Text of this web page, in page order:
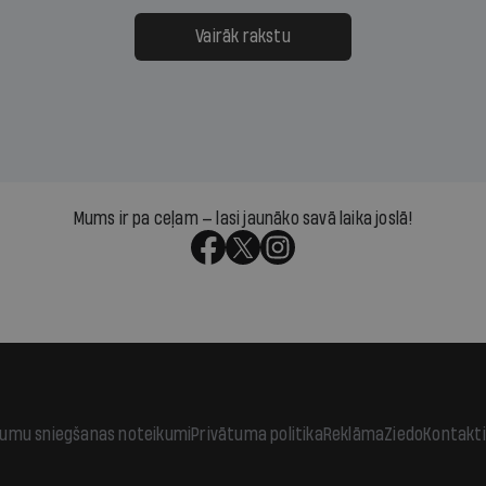
augstos procentus,
jau trīs dienas
nākamās sapulces
uzcītīga darba, mammas
atbalsts un drosme
meteovērojumus arī tad,
Vairāk rakstu
Mums ir pa ceļam — lasi jaunāko savā laika joslā!
sniegšanas noteikumiPrivātuma politikaReklāmaZiedoKontakti